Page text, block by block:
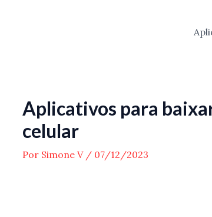
Aplicativos para
celular
Por Simone V / 07/12/2023